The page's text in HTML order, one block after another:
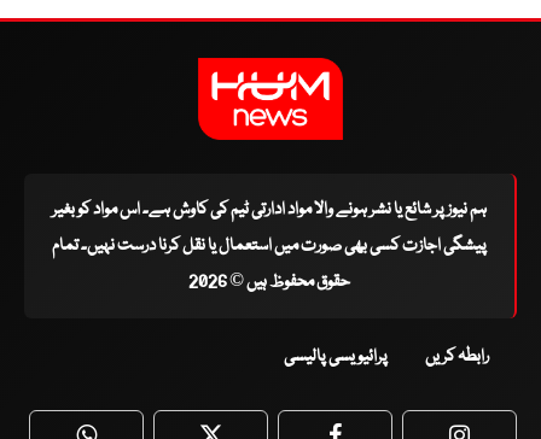
ہم نیوز پر شائع یا نشر ہونے والا مواد ادارتی ٹیم کی کاوش ہے۔ اس مواد کو بغیر
پیشگی اجازت کسی بھی صورت میں استعمال یا نقل کرنا درست نہیں۔ تمام
حقوق محفوظ ہیں © 2026
رابطہ کریں پرائیویسی پالیسی